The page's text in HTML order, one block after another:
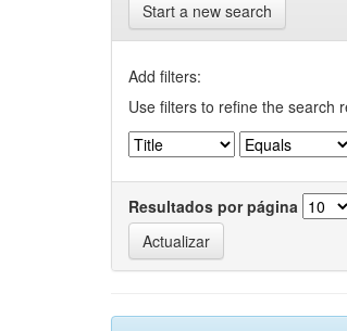
Start a new search
Add filters:
Use filters to refine the search
Resultados por página